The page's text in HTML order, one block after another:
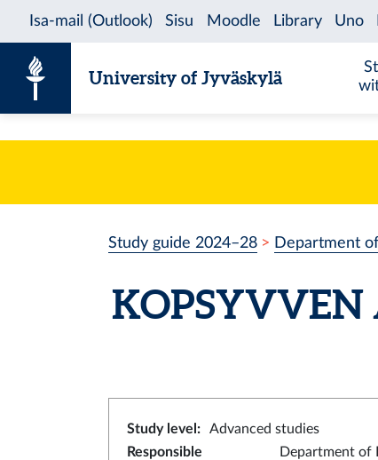
University of Jyväskylä
Study guide 2024–28 Department
KOPSYVVEN
Study level : Advanced studies
Responsible
Department of